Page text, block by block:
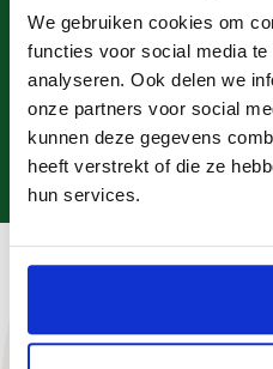
We gebruiken cookies om
functies voor social media
analyseren. Ook delen we
onze partners voor social
kunnen deze gegevens
heeft verstrekt of die ze
hun services.
Telefonisch contact
0113 - 405 131
Mailen
Bezoek onze
Noordland 17,